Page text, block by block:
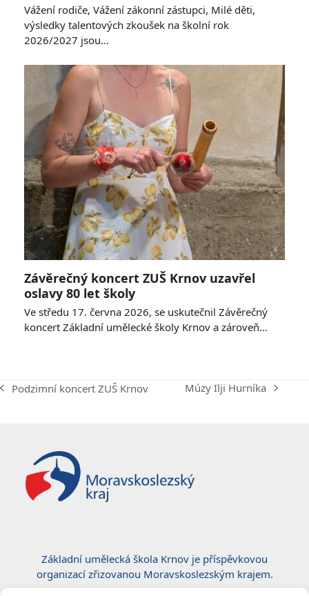
Vážení rodiče, Vážení zákonní zástupci, Milé děti,
výsledky talentových zkoušek na školní rok
2026/2027 jsou…
Závěrečný koncert ZUŠ Krnov uzavřel
oslavy 80 let školy
Ve středu 17. června 2026, se uskutečnil Závěrečný
koncert Základní umělecké školy Krnov a zároveň…
previous
Podzimní koncert ZUŠ Krnov
next
Múzy Ilji Hurníka
Základní umělecká škola Krnov je příspěvkovou
organizací zřizovanou Moravskoslezským krajem.